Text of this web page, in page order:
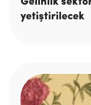
yetiştirilecek